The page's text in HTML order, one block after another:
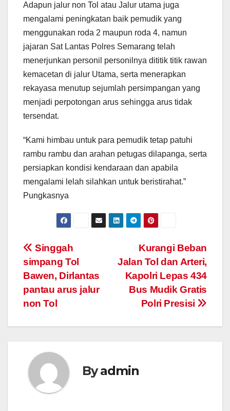
Adapun jalur non Tol atau Jalur utama juga
mengalami peningkatan baik pemudik yang
menggunakan roda 2 maupun roda 4, namun
jajaran Sat Lantas Polres Semarang telah
menerjunkan personil personilnya dititik titik rawan
kemacetan di jalur Utama, serta menerapkan
rekayasa menutup sejumlah persimpangan yang
menjadi perpotongan arus sehingga arus tidak
tersendat.
“Kami himbau untuk para pemudik tetap patuhi
rambu rambu dan arahan petugas dilapanga, serta
persiapkan kondisi kendaraan dan apabila
mengalami lelah silahkan untuk beristirahat.”
Pungkasnya
Post
navigation
Kurangi Beban
Jalan Tol dan Arteri,
Kapolri Lepas 434
Bus Mudik Gratis
Polri Presisi
Singgah
simpang Tol
Bawen, Dirlantas
pantau arus jalur
non Tol
Byadmin